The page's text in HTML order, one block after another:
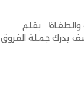
والطغاة! بقلم
يدرك جملة الفروق